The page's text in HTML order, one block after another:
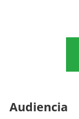
Audiencia